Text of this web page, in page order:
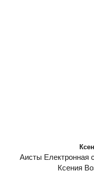
Аисты Електронная
Ксения